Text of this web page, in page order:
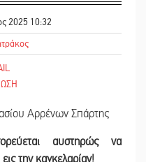
2025 10:32
αυστηρώς να
την καγκελαρίαν!